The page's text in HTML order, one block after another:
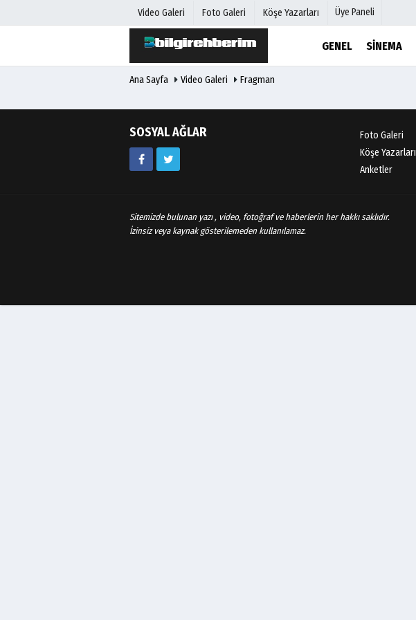
Video Galeri Foto Galeri Köşe Yazarları Üye Paneli
GENEL SINEMA
Hava Durumu
Ana Sayfa Video Galeri Fragman
SOSYAL AĞLAR Foto Galeri
Köşe Yazarları
Anketler
Sitemizde bulunan yazı , video, fotoğraf ve haberlerin her hakkı saklıdır.
İzinsiz veya kaynak gösterilemeden kullanılamaz.